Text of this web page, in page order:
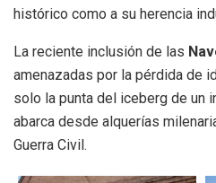
histórico como a su herencia
La reciente inclusión de las
amenazadas por la pérdida de
solo la punta del iceberg de un
abarca desde alquerías
Guerra Civil.